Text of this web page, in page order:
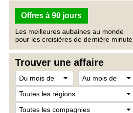
Offres à 90 jours
Les meilleures aubaines au monde
pour les croisières de dernière minute.
Trouver une affaire